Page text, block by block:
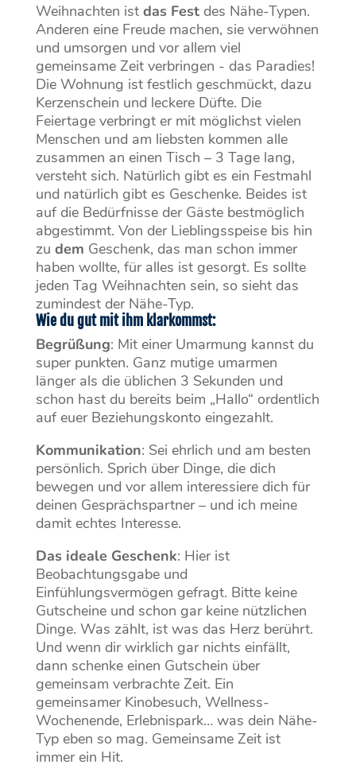
Weihnachten ist das Festdes Nähe-Typen.
Anderen eine Freude machen, sie verwöhnen
und umsorgen und vor allem viel
gemeinsame Zeit verbringen - das Paradies!
Die Wohnung ist festlich geschmückt, dazu
Kerzenschein und leckere Düfte. Die
Feiertage verbringt er mit möglichst vielen
Menschen und am liebsten kommen alle
zusammen an einen Tisch – 3 Tage lang,
versteht sich. Natürlich gibt es ein Festmahl
und natürlich gibt es Geschenke. Beides ist
auf die Bedürfnisse der Gäste bestmöglich
abgestimmt. Von der Lieblingsspeise bis hin
zu dem Geschenk, das man schon immer
haben wollte, für alles ist gesorgt. Es sollte
jeden Tag Weihnachten sein, so sieht das
zumindest der Nähe-Typ.
Wie du gut mit ihm klarkommst:
Begrüßung: Mit einer Umarmung kannst du
super punkten. Ganz mutige umarmen
länger als die üblichen 3 Sekunden und
schon hast du bereits beim „Hallo“ ordentlich
auf euer Beziehungskonto eingezahlt.
Kommunikation: Sei ehrlich und am besten
persönlich. Sprich über Dinge, die dich
bewegen und vor allem interessiere dich für
deinen Gesprächspartner – und ich meine
damit echtes Interesse.
Das ideale Geschenk: Hier ist
Beobachtungsgabe und
Einfühlungsvermögen gefragt. Bitte keine
Gutscheine und schon gar keine nützlichen
Dinge. Was zählt, ist was das Herz berührt.
Und wenn dir wirklich gar nichts einfällt,
dann schenke einen Gutschein über
gemeinsam verbrachte Zeit. Ein
gemeinsamer Kinobesuch, Wellness-
Wochenende, Erlebnispark… was dein Nähe-
Typ eben so mag. Gemeinsame Zeit ist
immer ein Hit.